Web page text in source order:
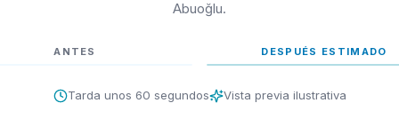
garantizado. La inteligencia artificial estima
para tratar la obesidad, como la manga gástrica
Abuoğlu.
ANTES DESPUÉS ESTIMADO
Tarda unos 60 segundos Vista previa ilustrativa